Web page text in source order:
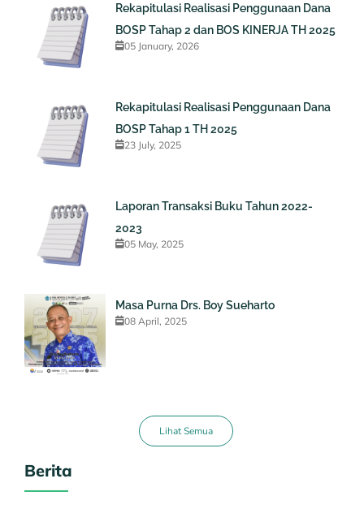
Rekapitulasi Realisasi Penggunaan Dana
BOSP Tahap 2 dan BOS KINERJA TH 2025
05 January, 2026
Rekapitulasi Realisasi Penggunaan Dana
BOSP Tahap 1 TH 2025
23 July, 2025
Laporan Transaksi Buku Tahun 2022-
2023
05 May, 2025
Masa Purna Drs. Boy Sueharto
08 April, 2025
Lihat Semua
Berita